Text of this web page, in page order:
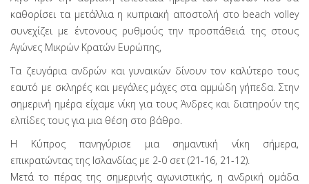
καθορίσει τα μετάλλια η κυπριακή αποστολή στο beach volley
συνεχίζει με έντονους ρυθμούς την προσπάθειά της στους
Αγώνες Μικρών Κρατών Ευρώπης,
Τα ζευγάρια ανδρών και γυναικών δίνουν τον καλύτερο τους
εαυτό με σκληρές και μεγάλες μάχες στα αμμώδη γήπεδα. Στην
σημερινή ημέρα είχαμε νίκη για τους Άνδρες και διατηρούν της
ελπίδες τους για μια θέση στο βάθρο.
Η Κύπρος πανηγύρισε μια σημαντική νίκη σήμερα,
επικρατώντας της Ισλανδίας με 2-0 σετ (21-16, 21-12).
Μετά το πέρας της σημερινής αγωνιστικής, η ανδρική ομάδα